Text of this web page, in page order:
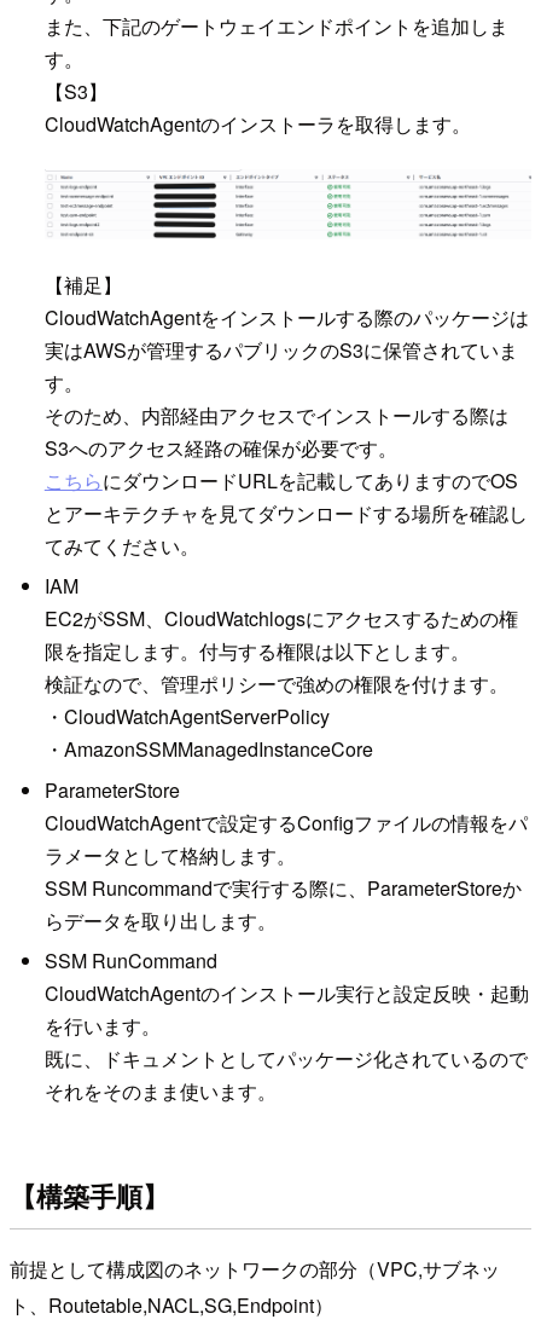
また、下記のゲートウェイエンドポイントを追加しま
す。
【S3】
CloudWatchAgentのインストーラを取得します。
【補足】
CloudWatchAgentをインストールする際のパッケージは
実はAWSが管理するパブリックのS3に保管されていま
す。
そのため、内部経由アクセスでインストールする際は
S3へのアクセス経路の確保が必要です。
こちらにダウンロードURLを記載してありますのでOS
とアーキテクチャを見てダウンロードする場所を確認し
てみてください。
IAM
EC2がSSM、CloudWatchlogsにアクセスするための権
限を指定します。付与する権限は以下とします。
検証なので、管理ポリシーで強めの権限を付けます。
・CloudWatchAgentServerPolicy
・AmazonSSMManagedInstanceCore
ParameterStore
CloudWatchAgentで設定するConfigファイルの情報をパ
ラメータとして格納します。
SSM Runcommandで実行する際に、ParameterStoreか
らデータを取り出します。
SSM RunCommand
CloudWatchAgentのインストール実行と設定反映・起動
を行います。
既に、ドキュメントとしてパッケージ化されているので
それをそのまま使います。
【構築手順】
前提として構成図のネットワークの部分（VPC,サブネッ
ト、Routetable,NACL,SG,Endpoint）